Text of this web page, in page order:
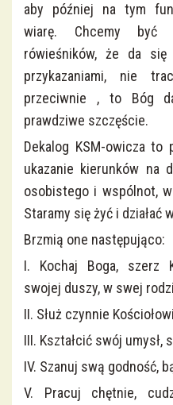
aby później na tym
wiarę. Chcemy być
rówieśników, że da
przykazaniami, nie
przeciwnie , to Bóg
prawdziwe szczęście.
Dekalog KSM-owicza
ukazanie kierunków na
osobistego i wspólnot,
Staramy się żyć i działać
Brzmią one następująco:
I. Kochaj Boga, szerz
swojej duszy, w swej
II. Służ czynnie
III. Kształcić swój umysł,
IV. Szanuj swą godność,
V. Pracuj chętnie,